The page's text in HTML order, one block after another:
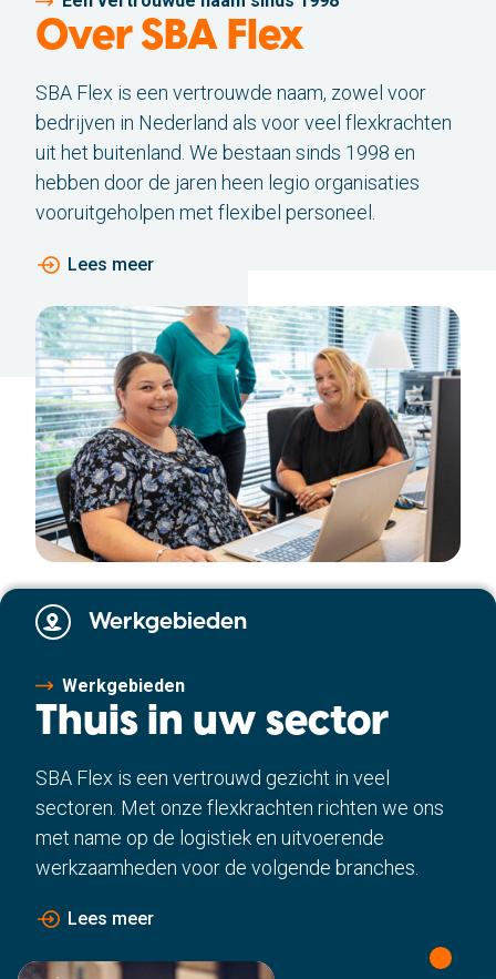
Over SBA Flex
SBA Flex is een vertrouwde naam, zowel voor
bedrijven in Nederland als voor veel flexkrachten
uit het buitenland. We bestaan sinds 1998 en
hebben door de jaren heen legio organisaties
vooruitgeholpen met flexibel personeel.
Lees meer
Werkgebieden
Werkgebieden
Thuis in uw sector
SBA Flex is een vertrouwd gezicht in veel
sectoren. Met onze flexkrachten richten we ons
met name op de logistiek en uitvoerende
werkzaamheden voor de volgende branches.
Lees meer